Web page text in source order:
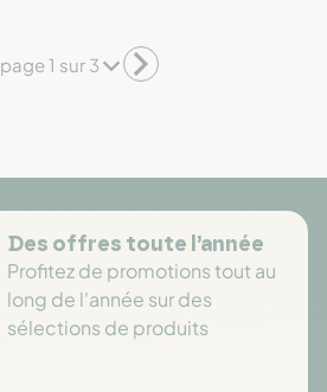
page 1 sur 3
Des offres toute l’année
Profitez de promotions tout au
long de l'année sur des
sélections de produits